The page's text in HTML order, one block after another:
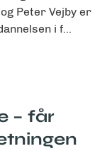
Peter Vejby er
i f...
– får